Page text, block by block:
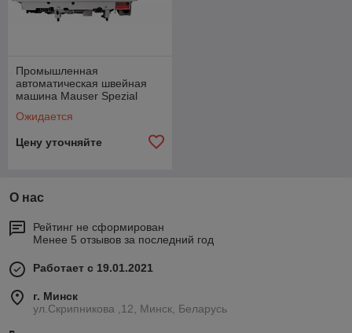
Промышленная
автоматическая швейная
машина Mauser Spezial
Ожидается
Цену уточняйте
О нас
Рейтинг не сформирован
Менее 5 отзывов за последний год
Работает с 19.01.2021
г. Минск
ул.Скрипникова ,12, Минск, Беларусь